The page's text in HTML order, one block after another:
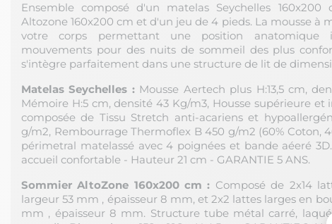
Ensemble composé d'un matelas Seychelles
Altozone 160x200 cm et d'un jeu de 4 pieds. La mousse à
votre corps permettant une position anatomique
mouvements pour des nuits de sommeil des plus
s'intègre parfaitement dans une structure de lit de
Matelas Seychelles : Mousse Aertech plus H:13,5 cm,
Mémoire H:5 cm, densité 43 Kg/m3, Housse supérieure et
composée de Tissu Stretch anti-acariens et
g/m2, Rembourrage Thermoflex B 450 g/m2 (60% Coton,
périmetral matelassé avec 4 poignées et bande aéeré
accueil confortable - Hauteur 21 cm - GARANTIE 5 ANS.
Sommier AltoZone 160x200 cm : Composé de 2x14
largeur 53 mm , épaisseur 8 mm, et 2x2 lattes larges en
mm , épaisseur 8 mm. Structure tube métal carré,